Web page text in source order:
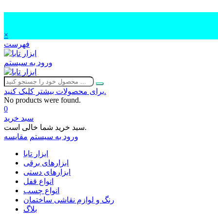
×
فهرست
ورود به سیستم
برای محصولات بیشتر کلیک کنید.
No products were found.
0
سبد خرید
سبد خرید شما خالی است.
ورود به سیستم مقایسه
ابزار تابا
ابزارهای برقی
ابزارهای دستی
انواع قفل
انواع چسب
رنگ و لوازم نقاشی ساختمان
بلاگ